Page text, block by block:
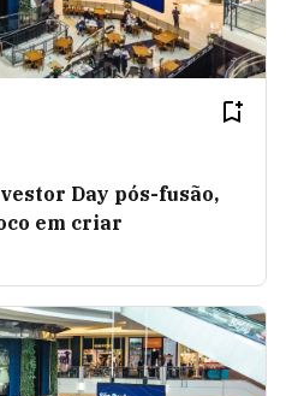
Day pós-fusão,
em criar